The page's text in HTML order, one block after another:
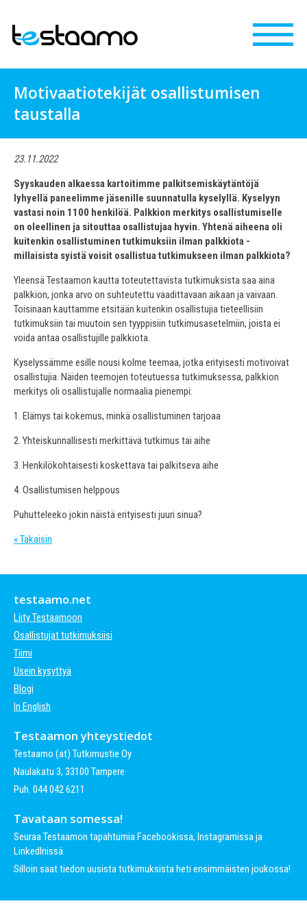
Motivaatiotekijät osallistumisen
taustalla
23.11.2022
Syyskauden alkaessa kartoitimme palkitsemiskäytäntöjä
lyhyellä paneelimme jäsenille suunnatulla kyselyllä. Kyselyyn
vastasi noin 1100 henkilöä. Palkkion merkitys osallistumiselle
on oleellinen ja sitouttaa osallistujaa hyvin. Yhtenä aiheena oli
kuitenkin osallistuminen tutkimuksiin ilman palkkiota -
millaisista syistä voisit osallistua tutkimukseen ilman palkkiota?
Yleensä Testaamon kautta toteutettavista tutkimuksista saa aina
palkkion, jonka arvo on suhteutettu vaadittavaan aikaan ja vaivaan.
Toisinaan kauttamme etsitään kuitenkin osallistujia tieteellisiin
tutkimuksiin tai muutoin sen tyyppisiin tutkimusasetelmiin, joista ei
voida antaa osallistujille palkkiota.
Kyselyssämme esille nousi kolme teemaa, jotka erityisesti motivoivat
osallistujia. Näiden teemojen toteutuessa tutkimuksessa, palkkion
merkitys oli osallistujalle normaalia pienempi:
1. Elämys tai kokemus, minkä osallistuminen tarjoaa
2. Yhteiskunnallisesti merkittävä tutkimus tai aihe
3. Henkilökohtaisesti koskettava tai palkitseva aihe
4. Osallistumisen helppous
Puhutteleeko jokin näistä erityisesti juuri sinua?
« Takaisin
testaamo.net
Liity Testaamoon
Osallistujat tutkimuksiisi
Tiimi
Usein kysyttyä
Blogi
In English
Testaamon yhteystiedot
Testaamo (at) Tutkimustie Oy
Naulakatu 3, 33100 Tampere
Puh. 044 042 6211
Tavataan somessa!
Seuraa Testaamon tapahtumia Facebookissa, Instagramissa ja
LinkedInissä.
Silloin saat tiedon uusista tutkimuksista heti ensimmäisten joukossa!